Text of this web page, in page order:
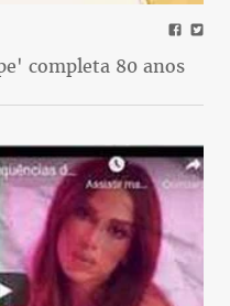
completa 80 anos